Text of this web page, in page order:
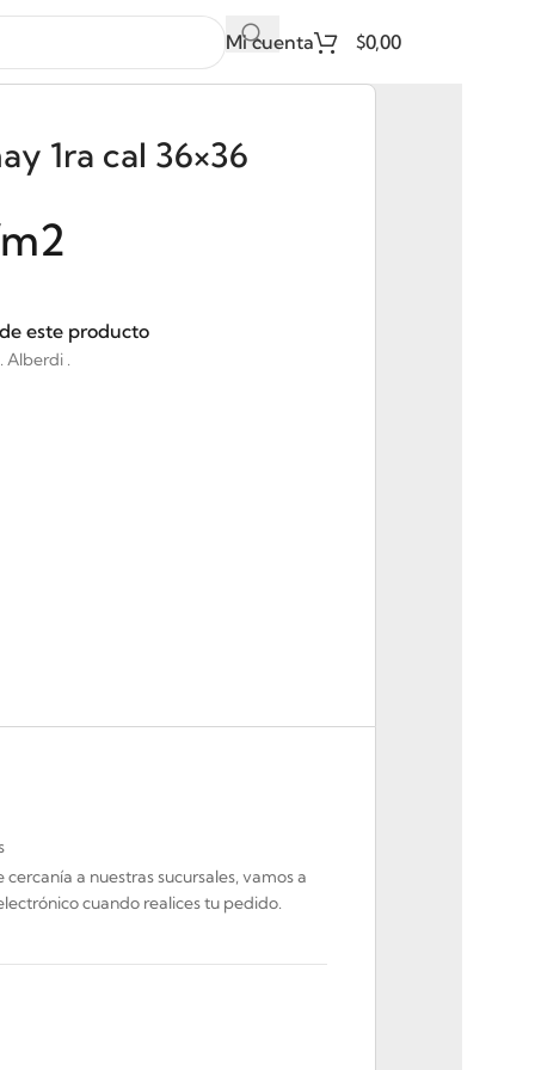
Mi cuenta $0,00
1ra cal 36×36
este producto
Alberdi .
a nuestras sucursales, vamos a
cuando realices tu pedido.